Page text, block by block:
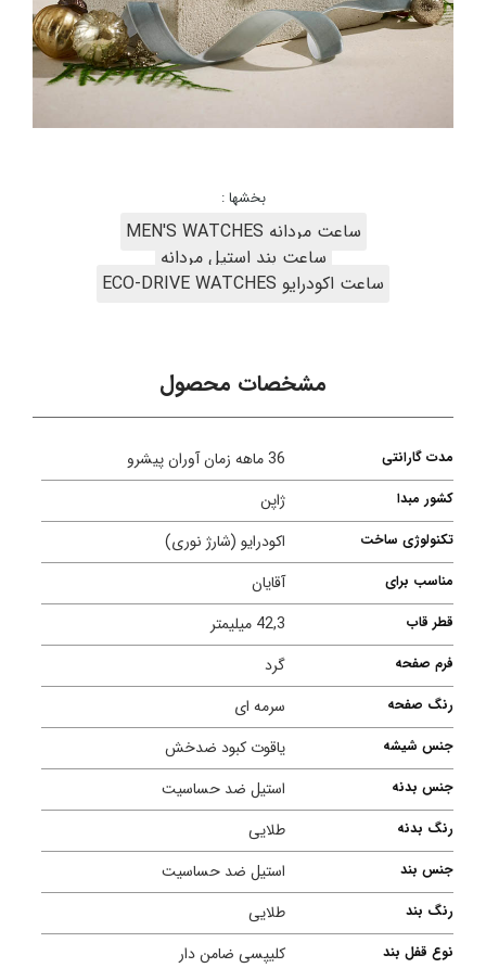
بخشها :
ساعت مردانه MEN'S WATCHES
ساعت بند استیل مردانه
ساعت اکودرایو ECO-DRIVE WATCHES
مشخصات محصول
مدت گارانتی 36 ماهه زمان آوران پیشرو
کشور مبدا ژاپن
تکنولوژی ساخت اکودرایو (شارژ نوری)
مناسب برای آقایان
قطر قاب 42,3 میلیمتر
فرم صفحه گرد
رنگ صفحه سرمه ای
جنس شیشه یاقوت کبود ضدخش
جنس بدنه استیل ضد حساسیت
رنگ بدنه طلایی
جنس بند استیل ضد حساسیت
رنگ بند طلایی
نوع قفل بند کلیپسی ضامن دار